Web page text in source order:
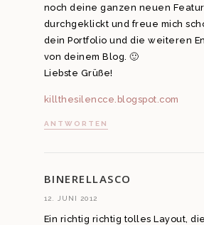
noch deine ganzen neuen
durchgeklickt und freue mich
dein Portfolio und die weiteren
von deinem Blog. 🙂
Liebste Grüße!
killthesilencce.blogspot.com
ANTWORTEN
BINERELLASCO
12. JUNI 2012
Ein richtig richtig tolles Layout,